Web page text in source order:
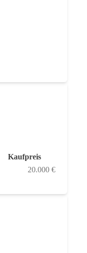
Kaufpreis
20.000 €